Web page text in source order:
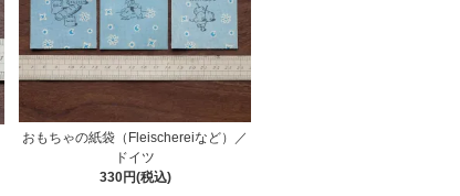
おもちゃの紙袋（Fleischereiなど）／
ドイツ
330円(税込)